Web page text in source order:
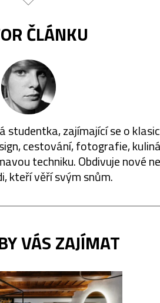
ČLÁNKU
studentka, zajímající se o
cestování, fotografie,
techniku. Obdivuje nové
kteří věří svým snům.
VÁS ZAJÍMAT